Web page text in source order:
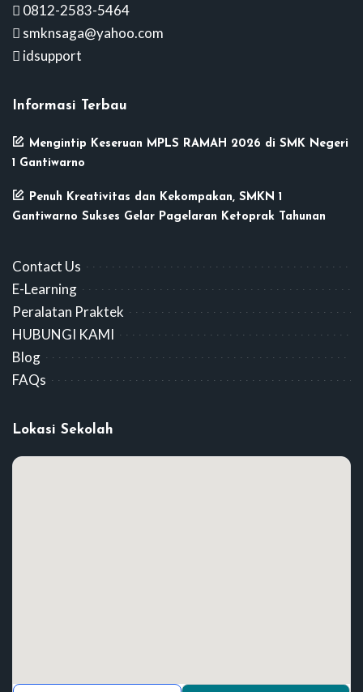
0812-2583-5464
smknsaga@yahoo.com
idsupport
Informasi Terbau
Mengintip Keseruan MPLS RAMAH 2026 di SMK Negeri
1 Gantiwarno
Penuh Kreativitas dan Kekompakan, SMKN 1
Gantiwarno Sukses Gelar Pagelaran Ketoprak Tahunan
Contact Us
E-Learning
Peralatan Praktek
HUBUNGI KAMI
Blog
FAQs
Lokasi Sekolah